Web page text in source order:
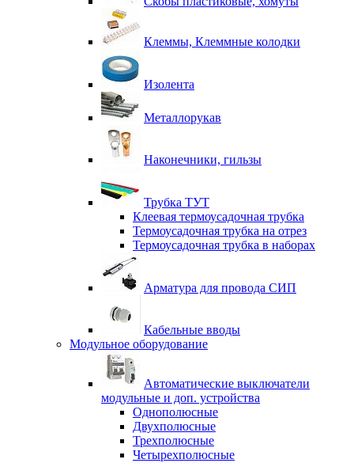
Клеммы, Клеммные колодки
Изолента
Металлорукав
Наконечники, гильзы
Трубка ТУТ
Клеевая термоусадочная трубка
Термоусадочная трубка на отрез
Термоусадочная трубка в наборах
Арматура для провода СИП
Кабельные вводы
Модульное оборудование
Автоматические выключатели
модульные и доп. устройства
Однополюсные
Двухполюсные
Трехполюсные
Четырехполюсные